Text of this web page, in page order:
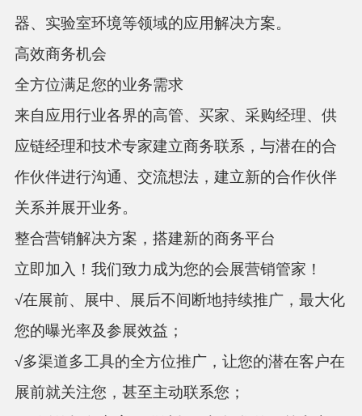
器、实验室环境等领域的应用解决方案。
高效商务机会
全方位满足您的业务需求
来自应用行业各界的高管、买家、采购经理、供
应链经理和技术专家建立商务联系，与潜在的合
作伙伴进行沟通、交流想法，建立新的合作伙伴
关系并展开业务。
整合营销解决方案，搭建新的商务平台
立即加入！我们致力成为您的会展营销管家！
√在展前、展中、展后不间断地持续推广，最大化
您的曝光率及参展效益；
√多渠道多工具的全方位推广，让您的潜在客户在
展前就关注您，甚至主动联系您；